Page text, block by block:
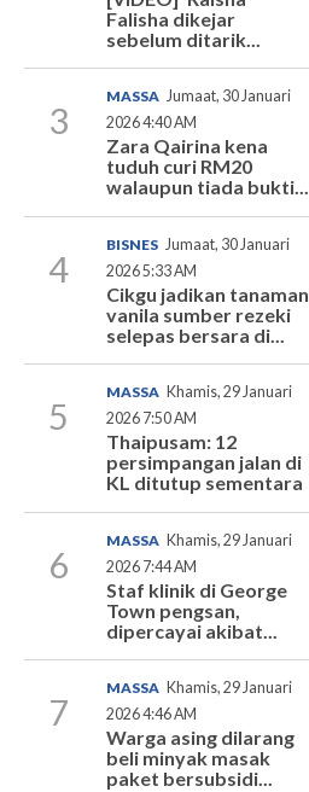
Falisha dikejar
sebelum ditarik...
3
MASSA Jumaat, 30 Januari
2026 4:40 AM
Zara Qairina kena
tuduh curi RM20
walaupun tiada bukti...
4
BISNES Jumaat, 30 Januari
2026 5:33 AM
Cikgu jadikan tanaman
vanila sumber rezeki
selepas bersara di...
5
MASSA Khamis, 29 Januari
2026 7:50 AM
Thaipusam: 12
persimpangan jalan di
KL ditutup sementara
6
MASSA Khamis, 29 Januari
2026 7:44 AM
Staf klinik di George
Town pengsan,
dipercayai akibat...
7
MASSA Khamis, 29 Januari
2026 4:46 AM
Warga asing dilarang
beli minyak masak
paket bersubsidi...